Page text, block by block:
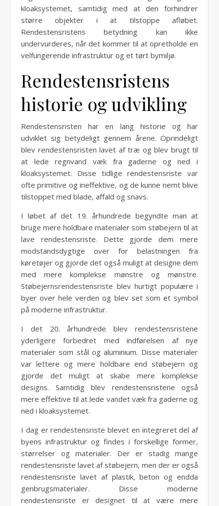
kloaksystemet, samtidig med at den forhindrer
større objekter i at tilstoppe afløbet.
Rendestensristens betydning kan ikke
undervurderes, når det kommer til at opretholde en
velfungerende infrastruktur og et tørt bymiljø.
Rendestensristens
historie og udvikling
Rendestensristen har en lang historie og har
udviklet sig betydeligt gennem årene. Oprindeligt
blev rendestensristen lavet af træ og blev brugt til
at lede regnvand væk fra gaderne og ned i
kloaksystemet. Disse tidlige rendestensriste var
ofte primitive og ineffektive, og de kunne nemt blive
tilstoppet med blade, affald og snavs.
I løbet af det 19. århundrede begyndte man at
bruge mere holdbare materialer som støbejern til at
lave rendestensriste. Dette gjorde dem mere
modstandsdygtige over for belastningen fra
køretøjer og gjorde det også muligt at designe dem
med mere komplekse mønstre og mønstre.
Støbejernsrendestensriste blev hurtigt populære i
byer over hele verden og blev set som et symbol
på moderne infrastruktur.
I det 20. århundrede blev rendestensristene
yderligere forbedret med indførelsen af ​​nye
materialer som stål og aluminium. Disse materialer
var lettere og mere holdbare end støbejern og
gjorde det muligt at skabe mere komplekse
designs. Samtidig blev rendestensristene også
mere effektive til at lede vandet væk fra gaderne og
ned i kloaksystemet.
I dag er rendestensriste blevet en integreret del af
byens infrastruktur og findes i forskellige former,
størrelser og materialer. Der er stadig mange
rendestensriste lavet af støbejern, men der er også
rendestensriste lavet af plastik, beton og endda
genbrugsmaterialer. Disse moderne
rendestensriste er designet til at være mere